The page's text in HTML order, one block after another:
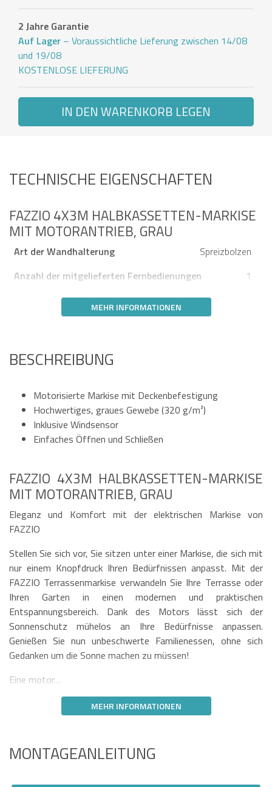
2 Jahre Garantie
Auf Lager – Voraussichtliche Lieferung zwischen 14/08
und 19/08
KOSTENLOSE LIEFERUNG
IN DEN WARENKORB LEGEN
TECHNISCHE EIGENSCHAFTEN
FAZZIO 4X3M HALBKASSETTEN-MARKISE
MIT MOTORANTRIEB, GRAU
Art der Wandhalterung
Spreizbolzen
Anzahl der mitgelieferten Fernbedienungen
1
MEHR INFORMATIONEN
BESCHREIBUNG
Motorisierte Markise mit Deckenbefestigung
Hochwertiges, graues Gewebe (320 g/m²)
Inklusive Windsensor
Einfaches Öffnen und Schließen
FAZZIO 4X3M HALBKASSETTEN-MARKISE
MIT MOTORANTRIEB, GRAU
Eleganz und Komfort mit der elektrischen Markise von
FAZZIO
Stellen Sie sich vor, Sie sitzen unter einer Markise, die sich mit
nur einem Knopfdruck Ihren Bedürfnissen anpasst. Mit der
FAZZIO Terrassenmarkise verwandeln Sie Ihre Terrasse oder
Ihren Garten in einen modernen und praktischen
Entspannungsbereich. Dank des Motors lässt sich der
Sonnenschutz mühelos an Ihre Bedürfnisse anpassen.
Genießen Sie nun unbeschwerte Familienessen, ohne sich
Gedanken um die Sonne machen zu müssen!
Eine motor…
MEHR INFORMATIONEN
MONTAGEANLEITUNG